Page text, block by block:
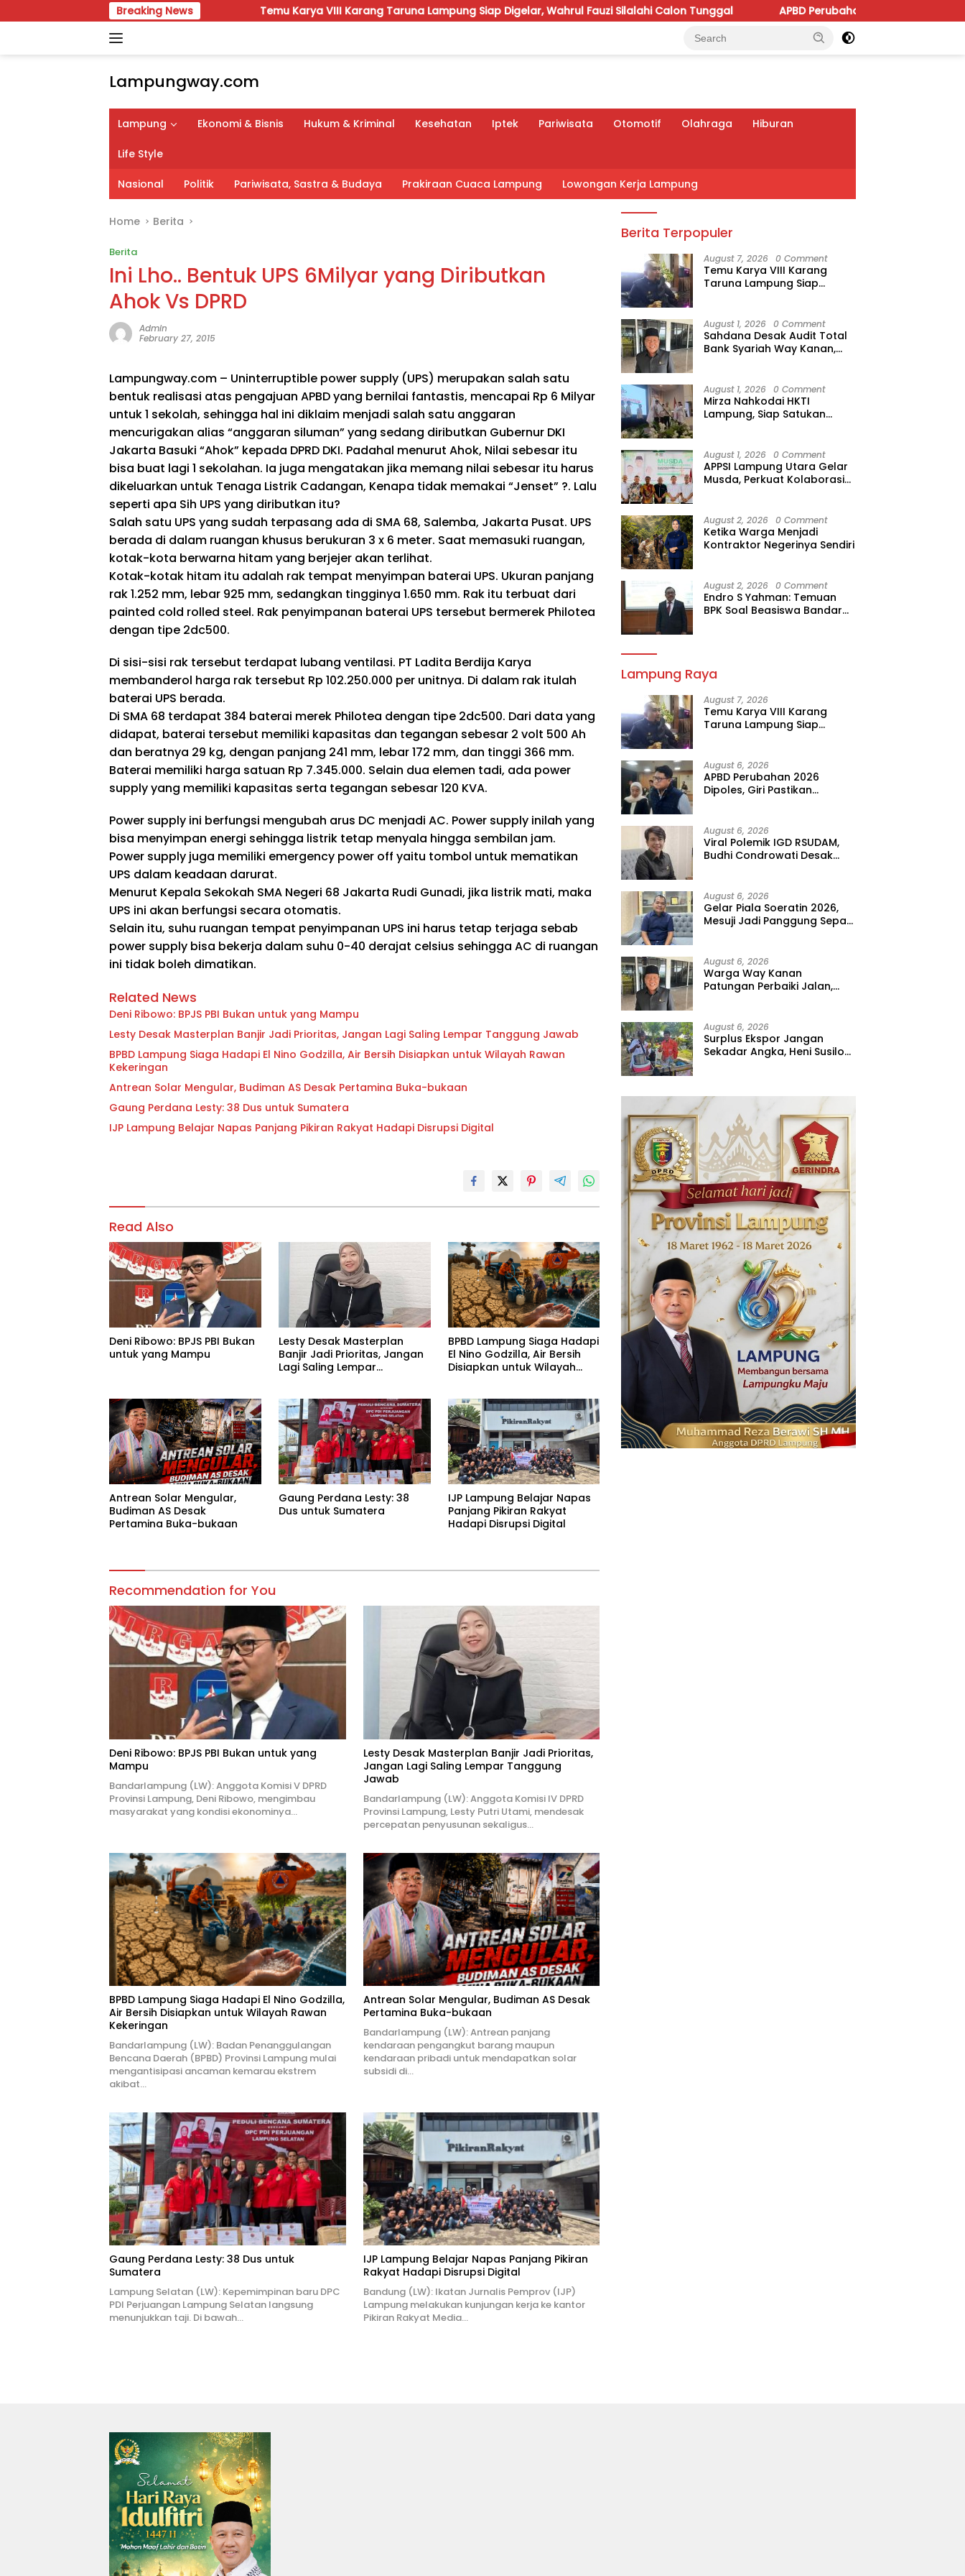
to
Breaking NewsTemu Karya VIII Karang Taruna Lampung Siap Digelar, Wahrul Fauzi Silalahi Calon Tunggal APBD Perubahan 2026 Dipoles, Giri Pastikan
Lampungway.com
Berita
Daerah
Lampung
Terpercaya
dan
Terupdate
Lampung Ekonomi & Bisnis Hukum & Kriminal Kesehatan Iptek Pariwisata Otomotif Olahraga Hiburan
Life Style
Nasional Politik Pariwisata, Sastra & Budaya Prakiraan Cuaca Lampung Lowongan Kerja Lampung
Home Berita
Berita
Ini Lho.. Bentuk UPS 6Milyar yang Diributkan
Ahok Vs DPRD
Admin
February 27, 2015
Lampungway.com – Uninterruptible power supply (UPS) merupakan salah satu
bentuk realisasi atas pengajuan APBD yang bernilai fantastis, mencapai Rp 6 Milyar
untuk 1 sekolah, sehingga hal ini diklaim menjadi salah satu anggaran
mencurigakan alias “anggaran siluman” yang sedang diributkan Gubernur DKI
Jakarta Basuki “Ahok” kepada DPRD DKI. Padahal menurut Ahok, Nilai sebesar itu
bisa buat lagi 1 sekolahan. Ia juga mengatakan jika memang nilai sebesar itu harus
dikeluarkan untuk Tenaga Listrik Cadangan, Kenapa tidak memakai “Jenset” ?. Lalu
seperti apa Sih UPS yang diributkan itu?
Salah satu UPS yang sudah terpasang ada di SMA 68, Salemba, Jakarta Pusat. UPS
berada di dalam ruangan khusus berukuran 3 x 6 meter. Saat memasuki ruangan,
kotak-kota berwarna hitam yang berjejer akan terlihat.
Kotak-kotak hitam itu adalah rak tempat menyimpan baterai UPS. Ukuran panjang
rak 1.252 mm, lebar 925 mm, sedangkan tingginya 1.650 mm. Rak itu terbuat dari
painted cold rolled steel. Rak penyimpanan baterai UPS tersebut bermerek Philotea
dengan tipe 2dc500.
Di sisi-sisi rak tersebut terdapat lubang ventilasi. PT Ladita Berdija Karya
membanderol harga rak tersebut Rp 102.250.000 per unitnya. Di dalam rak itulah
baterai UPS berada.
Di SMA 68 terdapat 384 baterai merek Philotea dengan tipe 2dc500. Dari data yang
didapat, baterai tersebut memiliki kapasitas dan tegangan sebesar 2 volt 500 Ah
dan beratnya 29 kg, dengan panjang 241 mm, lebar 172 mm, dan tinggi 366 mm.
Baterai memiliki harga satuan Rp 7.345.000. Selain dua elemen tadi, ada power
supply yang memiliki kapasitas serta tegangan sebesar 120 KVA.
Power supply ini berfungsi mengubah arus DC menjadi AC. Power supply inilah yang
bisa menyimpan energi sehingga listrik tetap menyala hingga sembilan jam.
Power supply juga memiliki emergency power off yaitu tombol untuk mematikan
UPS dalam keadaan darurat.
Menurut Kepala Sekokah SMA Negeri 68 Jakarta Rudi Gunadi, jika listrik mati, maka
UPS ini akan berfungsi secara otomatis.
Selain itu, suhu ruangan tempat penyimpanan UPS ini harus tetap terjaga sebab
power supply bisa bekerja dalam suhu 0-40 derajat celsius sehingga AC di ruangan
ini tidak boleh dimatikan.
Related News
Deni Ribowo: BPJS PBI Bukan untuk yang Mampu
Lesty Desak Masterplan Banjir Jadi Prioritas, Jangan Lagi Saling Lempar Tanggung Jawab
BPBD Lampung Siaga Hadapi El Nino Godzilla, Air Bersih Disiapkan untuk Wilayah Rawan
Kekeringan
Antrean Solar Mengular, Budiman AS Desak Pertamina Buka-bukaan
Gaung Perdana Lesty: 38 Dus untuk Sumatera
IJP Lampung Belajar Napas Panjang Pikiran Rakyat Hadapi Disrupsi Digital
Read Also
Deni Ribowo: BPJS PBI Bukan
untuk yang Mampu
Lesty Desak Masterplan
Banjir Jadi Prioritas, Jangan
Lagi Saling Lempar
BPBD Lampung Siaga Hadapi
El Nino Godzilla, Air Bersih
Disiapkan untuk Wilayah
Antrean Solar Mengular,
Budiman AS Desak
Pertamina Buka-bukaan
Gaung Perdana Lesty: 38
Dus untuk Sumatera
IJP Lampung Belajar Napas
Panjang Pikiran Rakyat
Hadapi Disrupsi Digital
Recommendation for You
Deni Ribowo: BPJS PBI Bukan untuk yang
Mampu
Bandarlampung (LW): Anggota Komisi V DPRD
Provinsi Lampung, Deni Ribowo, mengimbau
masyarakat yang kondisi ekonominya…
Lesty Desak Masterplan Banjir Jadi Prioritas,
Jangan Lagi Saling Lempar Tanggung
Jawab
Bandarlampung (LW): Anggota Komisi IV DPRD
Provinsi Lampung, Lesty Putri Utami, mendesak
percepatan penyusunan sekaligus…
BPBD Lampung Siaga Hadapi El Nino Godzilla,
Air Bersih Disiapkan untuk Wilayah Rawan
Kekeringan
Bandarlampung (LW): Badan Penanggulangan
Bencana Daerah (BPBD) Provinsi Lampung mulai
mengantisipasi ancaman kemarau ekstrem
akibat…
Antrean Solar Mengular, Budiman AS Desak
Pertamina Buka-bukaan
Bandarlampung (LW): Antrean panjang
kendaraan pengangkut barang maupun
kendaraan pribadi untuk mendapatkan solar
subsidi di…
Gaung Perdana Lesty: 38 Dus untuk
Sumatera
Lampung Selatan (LW): Kepemimpinan baru DPC
PDI Perjuangan Lampung Selatan langsung
menunjukkan taji. Di bawah…
IJP Lampung Belajar Napas Panjang Pikiran
Rakyat Hadapi Disrupsi Digital
Bandung (LW): Ikatan Jurnalis Pemprov (IJP)
Lampung melakukan kunjungan kerja ke kantor
Pikiran Rakyat Media…
Berita Terpopuler
August 7, 2026 0 Comment
Temu Karya VIII Karang
Taruna Lampung Siap
August 1, 2026 0 Comment
Sahdana Desak Audit Total
Bank Syariah Way Kanan,
August 1, 2026 0 Comment
Mirza Nahkodai HKTI
Lampung, Siap Satukan
August 1, 2026 0 Comment
APPSI Lampung Utara Gelar
Musda, Perkuat Kolaborasi
Bermartabat
August 2, 2026 0 Comment
Ketika Warga Menjadi
Kontraktor Negerinya Sendiri
August 2, 2026 0 Comment
Endro S Yahman: Temuan
BPK Soal Beasiswa Bandar
Lampung Raya
August 7, 2026
Temu Karya VIII Karang
Taruna Lampung Siap
August 6, 2026
APBD Perubahan 2026
Dipoles, Giri Pastikan
August 6, 2026
Viral Polemik IGD RSUDAM,
Budhi Condrowati Desak
August 6, 2026
Gelar Piala Soeratin 2026,
Mesuji Jadi Panggung Sepak
August 6, 2026
Warga Way Kanan
Patungan Perbaiki Jalan,
August 6, 2026
Surplus Ekspor Jangan
Sekadar Angka, Heni Susilo